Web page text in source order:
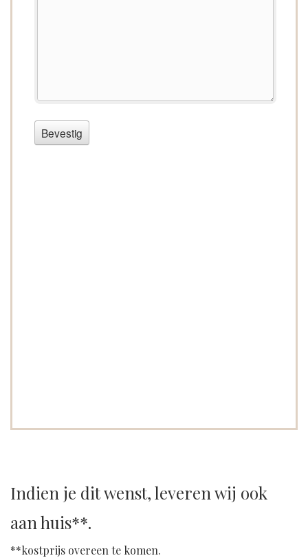
Indien je dit wenst, leveren wij ook
aan huis**.
**kostprijs overeen te komen.